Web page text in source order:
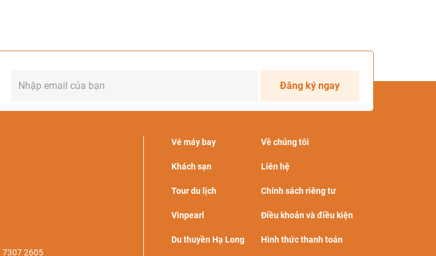
Đăng ký ngay
7307 2605
Vé máy bay
Khách sạn
Tour du lịch
Vinpearl
Du thuyền Hạ Long
Về chúng tôi
Liên hệ
Chính sách riêng tư
Điều khoản và điều kiện
Hình thức thanh toán